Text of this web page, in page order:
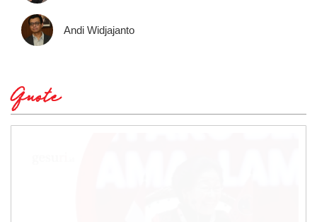
Andi Widjajanto
Quote